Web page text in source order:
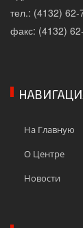
тел.: (4132) 62-
факс: (4132)
На Главную
О Центре
Новости